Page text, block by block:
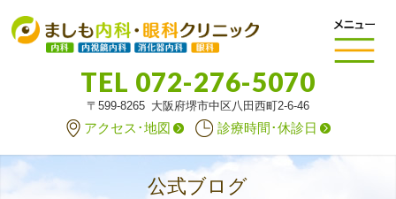
TEL 072-276-5070
〒599-8265 大阪府堺市中区八田西町2-6-46
アクセス･地図 診療時間･休診日
公式ブログ